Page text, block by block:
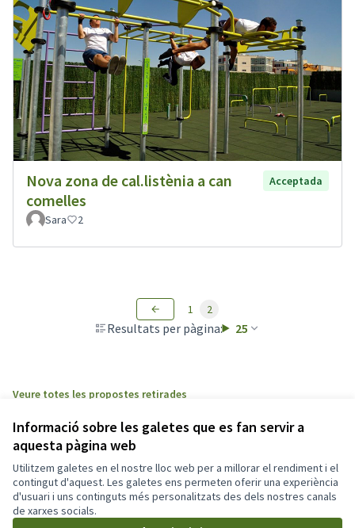
Informació sobre les galetes que es fan servir a
aquesta pàgina web
Utilitzem galetes en el nostre lloc web per a millorar el rendiment i el
contingut d'aquest. Les galetes ens permeten oferir una experiència
d'usuari i uns continguts més personalitzats des dels nostres canals
de xarxes socials.
Nova zona de cal.listènia a can
comelles
Acceptada
Sara 2
Resultats per pàgina: 25
1 2
Veure totes les propostes retirades
Termes i condicions d'ús
Configuració de les galetes
Participa311 decideix.esparreguera.cat a X
(Enllaç extern)
Participa311 decideix.esparreguera.cat a Facebook
(Enllaç extern)
Participa311 decideix.esparreguera.cat a Instagram
(Enllaç extern)
Participa311 decideix.esparreguera.cat a YouTube
(Enllaç extern)
Triar la llenguaElegir el idioma